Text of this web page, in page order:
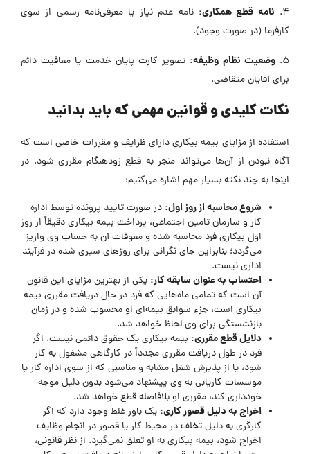
۴. نامه قطع همکاری: نامه عدم نیاز یا معرفی‌نامه رسمی از سوی
کارفرما (در صورت وجود).
۵. وضعیت نظام وظیفه: تصویر کارت پایان خدمت یا معافیت دائم
برای آقایان متقاضی.
نکات کلیدی و قوانین مهمی که باید بدانید
استفاده از مزایای بیمه بیکاری دارای ظرایف و مقررات خاصی است که
آگاه نبودن از آن‌ها می‌تواند منجر به قطع زودهنگام مقرری شود. در
اینجا به چند نکته بسیار مهم اشاره می‌کنیم:
شروع محاسبه از روز اول: در صورت تایید پرونده توسط اداره
کار و سازمان تامین اجتماعی، پرداخت بیمه بیکاری دقیقاً از روز
اول بیکاری فرد محاسبه شده و معوقات آن به حساب وی واریز
می‌گردد؛ بنابراین جای نگرانی برای روزهای سپری شده در فرآیند
اداری نیست.
احتساب به عنوان سابقه کار: یکی از بهترین مزایای این قانون
آن است که تمامی ماه‌هایی که فرد در حال دریافت مقرری بیمه
بیکاری است، جزء سوابق بیمه‌ای او محسوب شده و در زمان
بازنشستگی برای وی لحاظ خواهد شد.
دلایل قطع مقرری: بیمه بیکاری یک حقوق دائمی نیست. اگر
فرد در طول دریافت مقرری مجدداً در کارگاهی مشغول به کار
شود، یا از پذیرش شغل مشابه و مناسبی که از سوی اداره کار یا
موسسات کاریابی به وی پیشنهاد می‌شود بدون دلیل موجه
خودداری کند، مقرری او بلافاصله قطع خواهد شد.
اخراج به دلیل قصور کاری: یک باور غلط وجود دارد که اگر
کارگری به دلیل تخلف در محیط کار یا قصور در انجام وظایف
اخراج شود، بیمه بیکاری به او تعلق نمی‌گیرد. از نظر قانونی،